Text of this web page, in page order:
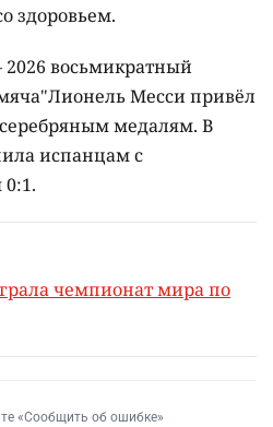
здоровьем.
восьмикратный
Месси привёл
медалям. В
испанцам с
чемпионат мира по
«Сообщить об ошибке»